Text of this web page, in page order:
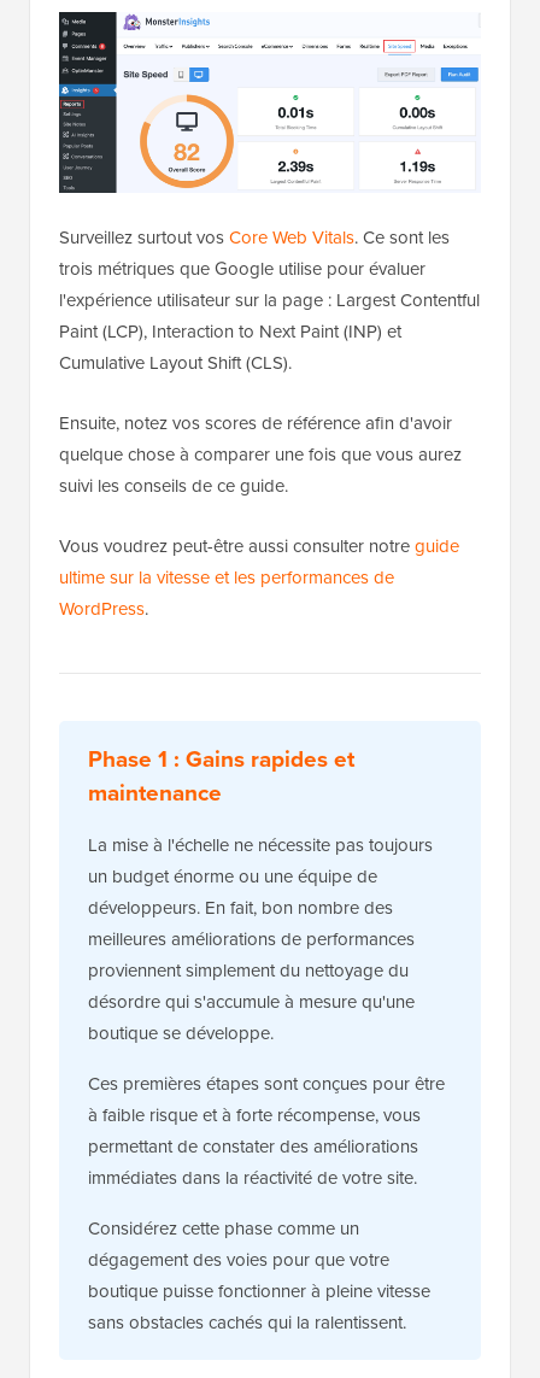
Surveillez surtout vosCore Web Vitals. Ce sont les
trois métriques que Google utilise pour évaluer
l'expérience utilisateur sur la page : Largest Contentful
Paint (LCP), Interaction to Next Paint (INP) et
Cumulative Layout Shift (CLS).
Ensuite, notez vos scores de référence afin d'avoir
quelque chose à comparer une fois que vous aurez
suivi les conseils de ce guide.
Vous voudrez peut-être aussi consulter notreguide
ultime sur la vitesse et les performances de
WordPress.
Phase 1 : Gains rapides et
maintenance
La mise à l'échelle ne nécessite pas toujours
un budget énorme ou une équipe de
développeurs. En fait, bon nombre des
meilleures améliorations de performances
proviennent simplement du nettoyage du
désordre qui s'accumule à mesure qu'une
boutique se développe.
Ces premières étapes sont conçues pour être
à faible risque et à forte récompense, vous
permettant de constater des améliorations
immédiates dans la réactivité de votre site.
Considérez cette phase comme un
dégagement des voies pour que votre
boutique puisse fonctionner à pleine vitesse
sans obstacles cachés qui la ralentissent.